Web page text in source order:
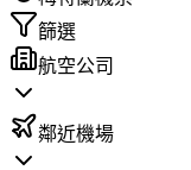
篩選
航空公司
鄰近機場